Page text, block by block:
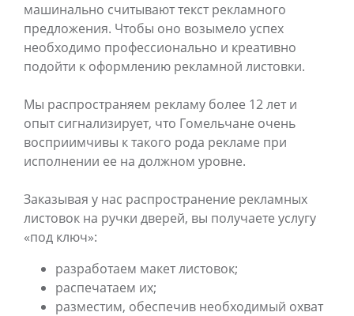
машинально считывают текст рекламного
предложения. Чтобы оно возымело успех
необходимо профессионально и креативно
подойти к оформлению рекламной листовки.
Мы распространяем рекламу более 12 лет и
опыт сигнализирует, что Гомельчане очень
восприимчивы к такого рода рекламе при
исполнении ее на должном уровне.
Заказывая у нас распространение рекламных
листовок на ручки дверей, вы получаете услугу
«под ключ»:
разработаем макет листовок;
распечатаем их;
разместим, обеспечив необходимый охват